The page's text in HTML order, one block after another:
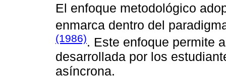
El enfoque metodológico
enmarca dentro del
(1986). Este enfoque permite
desarrollada por los
asíncrona.